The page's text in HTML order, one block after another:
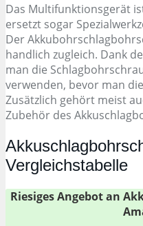
Das Multifunktionsgerät
ersetzt sogar
Der
handlich zugleich. Dank
man die
verwenden, bevor man
Zusätzlich gehört meist
Zubehör des
Vergleichstabelle
Riesiges Angebot an